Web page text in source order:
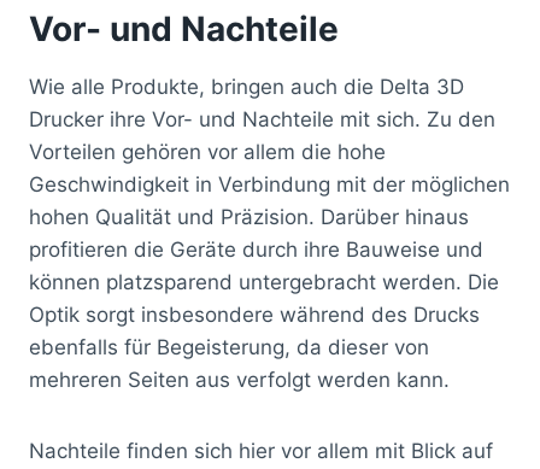
Vor- und Nachteile
Wie alle Produkte, bringen auch die Delta 3D
Drucker ihre Vor- und Nachteile mit sich. Zu den
Vorteilen gehören vor allem die hohe
Geschwindigkeit in Verbindung mit der möglichen
hohen Qualität und Präzision. Darüber hinaus
profitieren die Geräte durch ihre Bauweise und
können platzsparend untergebracht werden. Die
Optik sorgt insbesondere während des Drucks
ebenfalls für Begeisterung, da dieser von
mehreren Seiten aus verfolgt werden kann.
Nachteile finden sich hier vor allem mit Blick auf